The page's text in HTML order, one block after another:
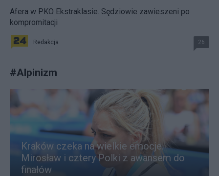
Afera w PKO Ekstraklasie. Sędziowie zawieszeni po
kompromitacji
Redakcja 26
#Alpinizm
Kraków czeka na wielkie emocje.
Mirosław i cztery Polki z awansem do
finałów